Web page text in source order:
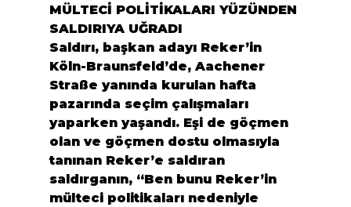
MÜLTECİ POLİTİKALARI YÜZÜNDEN
SALDIRIYA UĞRADI
Saldırı, başkan adayı Reker’in
Köln-Braunsfeld’de, Aachener
Straße yanında kurulan hafta
pazarında seçim çalışmaları
yaparken yaşandı. Eşi de göçmen
olan ve göçmen dostu olmasıyla
tanınan Reker’e saldıran
saldırganın, “Ben bunu Reker’in
mülteci politikaları nedeniyle